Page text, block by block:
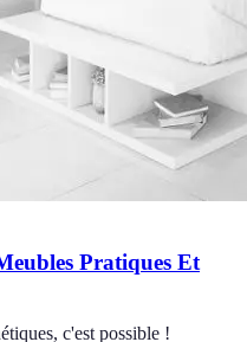
Pratiques Et
c'est possible !